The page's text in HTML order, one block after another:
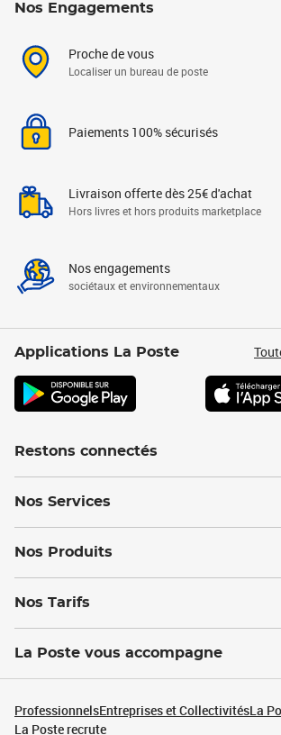
Nos Engagements
Proche de vous
Localiser un bureau de poste
Paiements 100% sécurisés
Livraison offerte dès 25€ d'achat
Hors livres et hors produits marketplace
Nos engagements
sociétaux et environnementaux
Applications La Poste
Restons connectés
Nos Services
Nos Produits
Nos Tarifs
La Poste vous accompagne
ProfessionnelsEntreprises et CollectivitésLa
La Poste recrute